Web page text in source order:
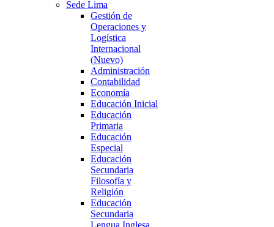
Sede Lima
Gestión de
Operaciones y
Logística
Internacional
(Nuevo)
Administración
Contabilidad
Economía
Educación Inicial
Educación
Primaria
Educación
Especial
Educación
Secundaria
Filosofía y
Religión
Educación
Secundaria
Lengua Inglesa